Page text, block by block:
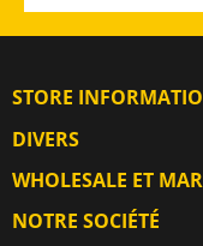
STORE
DIVERS
WHOLESALE ET
NOTRE SOCIÉTÉ